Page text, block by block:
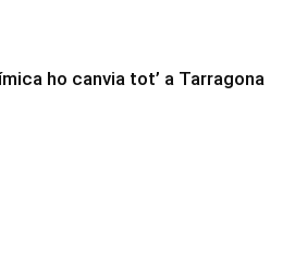
ho canvia tot’ a Tarragona